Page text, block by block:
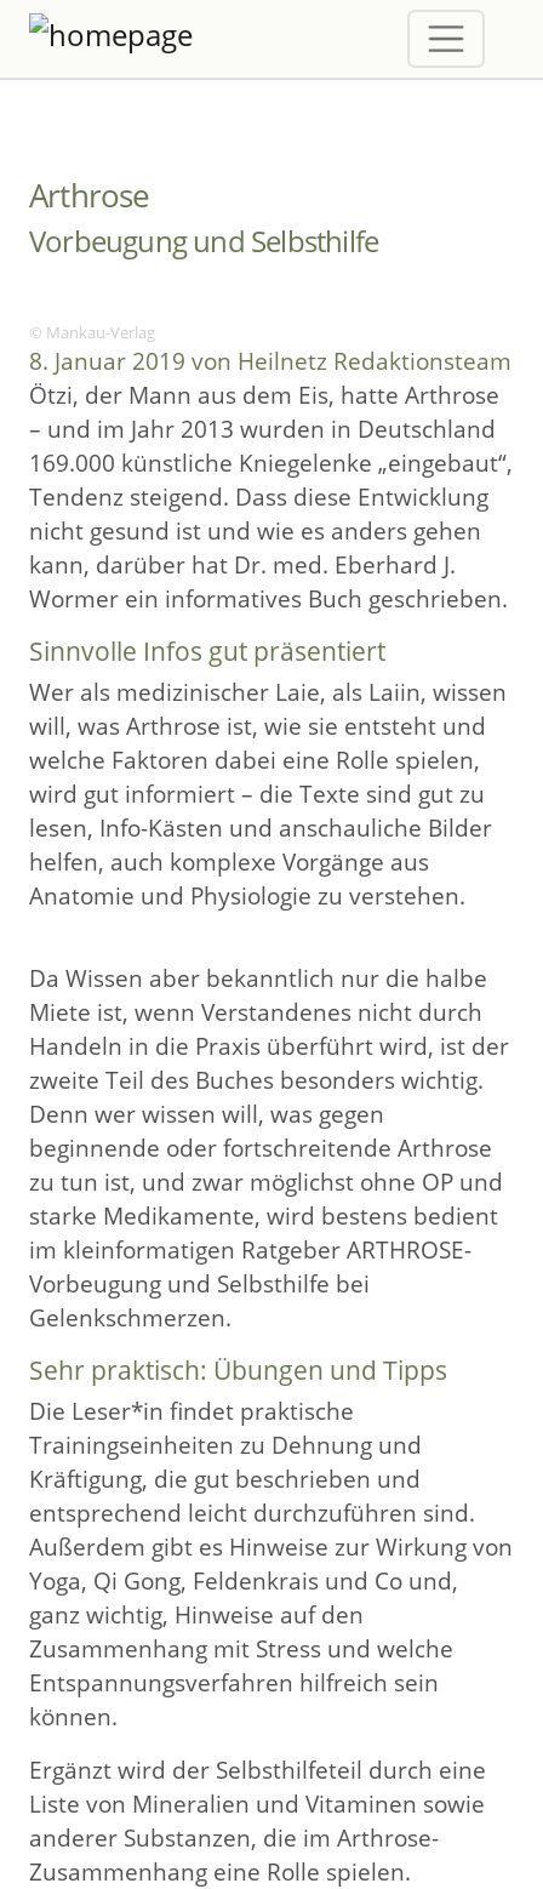
Arthrose
Vorbeugung und Selbsthilfe
© Mankau-Verlag
8. Januar 2019 von Heilnetz Redaktionsteam
Ötzi, der Mann aus dem Eis, hatte Arthrose
– und im Jahr 2013 wurden in Deutschland
169.000 künstliche Kniegelenke „eingebaut“,
Tendenz steigend. Dass diese Entwicklung
nicht gesund ist und wie es anders gehen
kann, darüber hat Dr. med. Eberhard J.
Wormer ein informatives Buch geschrieben.
Sinnvolle Infos gut präsentiert
Wer als medizinischer Laie, als Laiin, wissen
will, was Arthrose ist, wie sie entsteht und
welche Faktoren dabei eine Rolle spielen,
wird gut informiert – die Texte sind gut zu
lesen, Info-Kästen und anschauliche Bilder
helfen, auch komplexe Vorgänge aus
Anatomie und Physiologie zu verstehen.
Da Wissen aber bekanntlich nur die halbe
Miete ist, wenn Verstandenes nicht durch
Handeln in die Praxis überführt wird, ist der
zweite Teil des Buches besonders wichtig.
Denn wer wissen will, was gegen
beginnende oder fortschreitende Arthrose
zu tun ist, und zwar möglichst ohne OP und
starke Medikamente, wird bestens bedient
im kleinformatigen Ratgeber ARTHROSE-
Vorbeugung und Selbsthilfe bei
Gelenkschmerzen.
Sehr praktisch: Übungen und Tipps
Die Leser*in findet praktische
Trainingseinheiten zu Dehnung und
Kräftigung, die gut beschrieben und
entsprechend leicht durchzuführen sind.
Außerdem gibt es Hinweise zur Wirkung von
Yoga, Qi Gong, Feldenkrais und Co und,
ganz wichtig, Hinweise auf den
Zusammenhang mit Stress und welche
Entspannungsverfahren hilfreich sein
können.
Ergänzt wird der Selbsthilfeteil durch eine
Liste von Mineralien und Vitaminen sowie
anderer Substanzen, die im Arthrose-
Zusammenhang eine Rolle spielen.